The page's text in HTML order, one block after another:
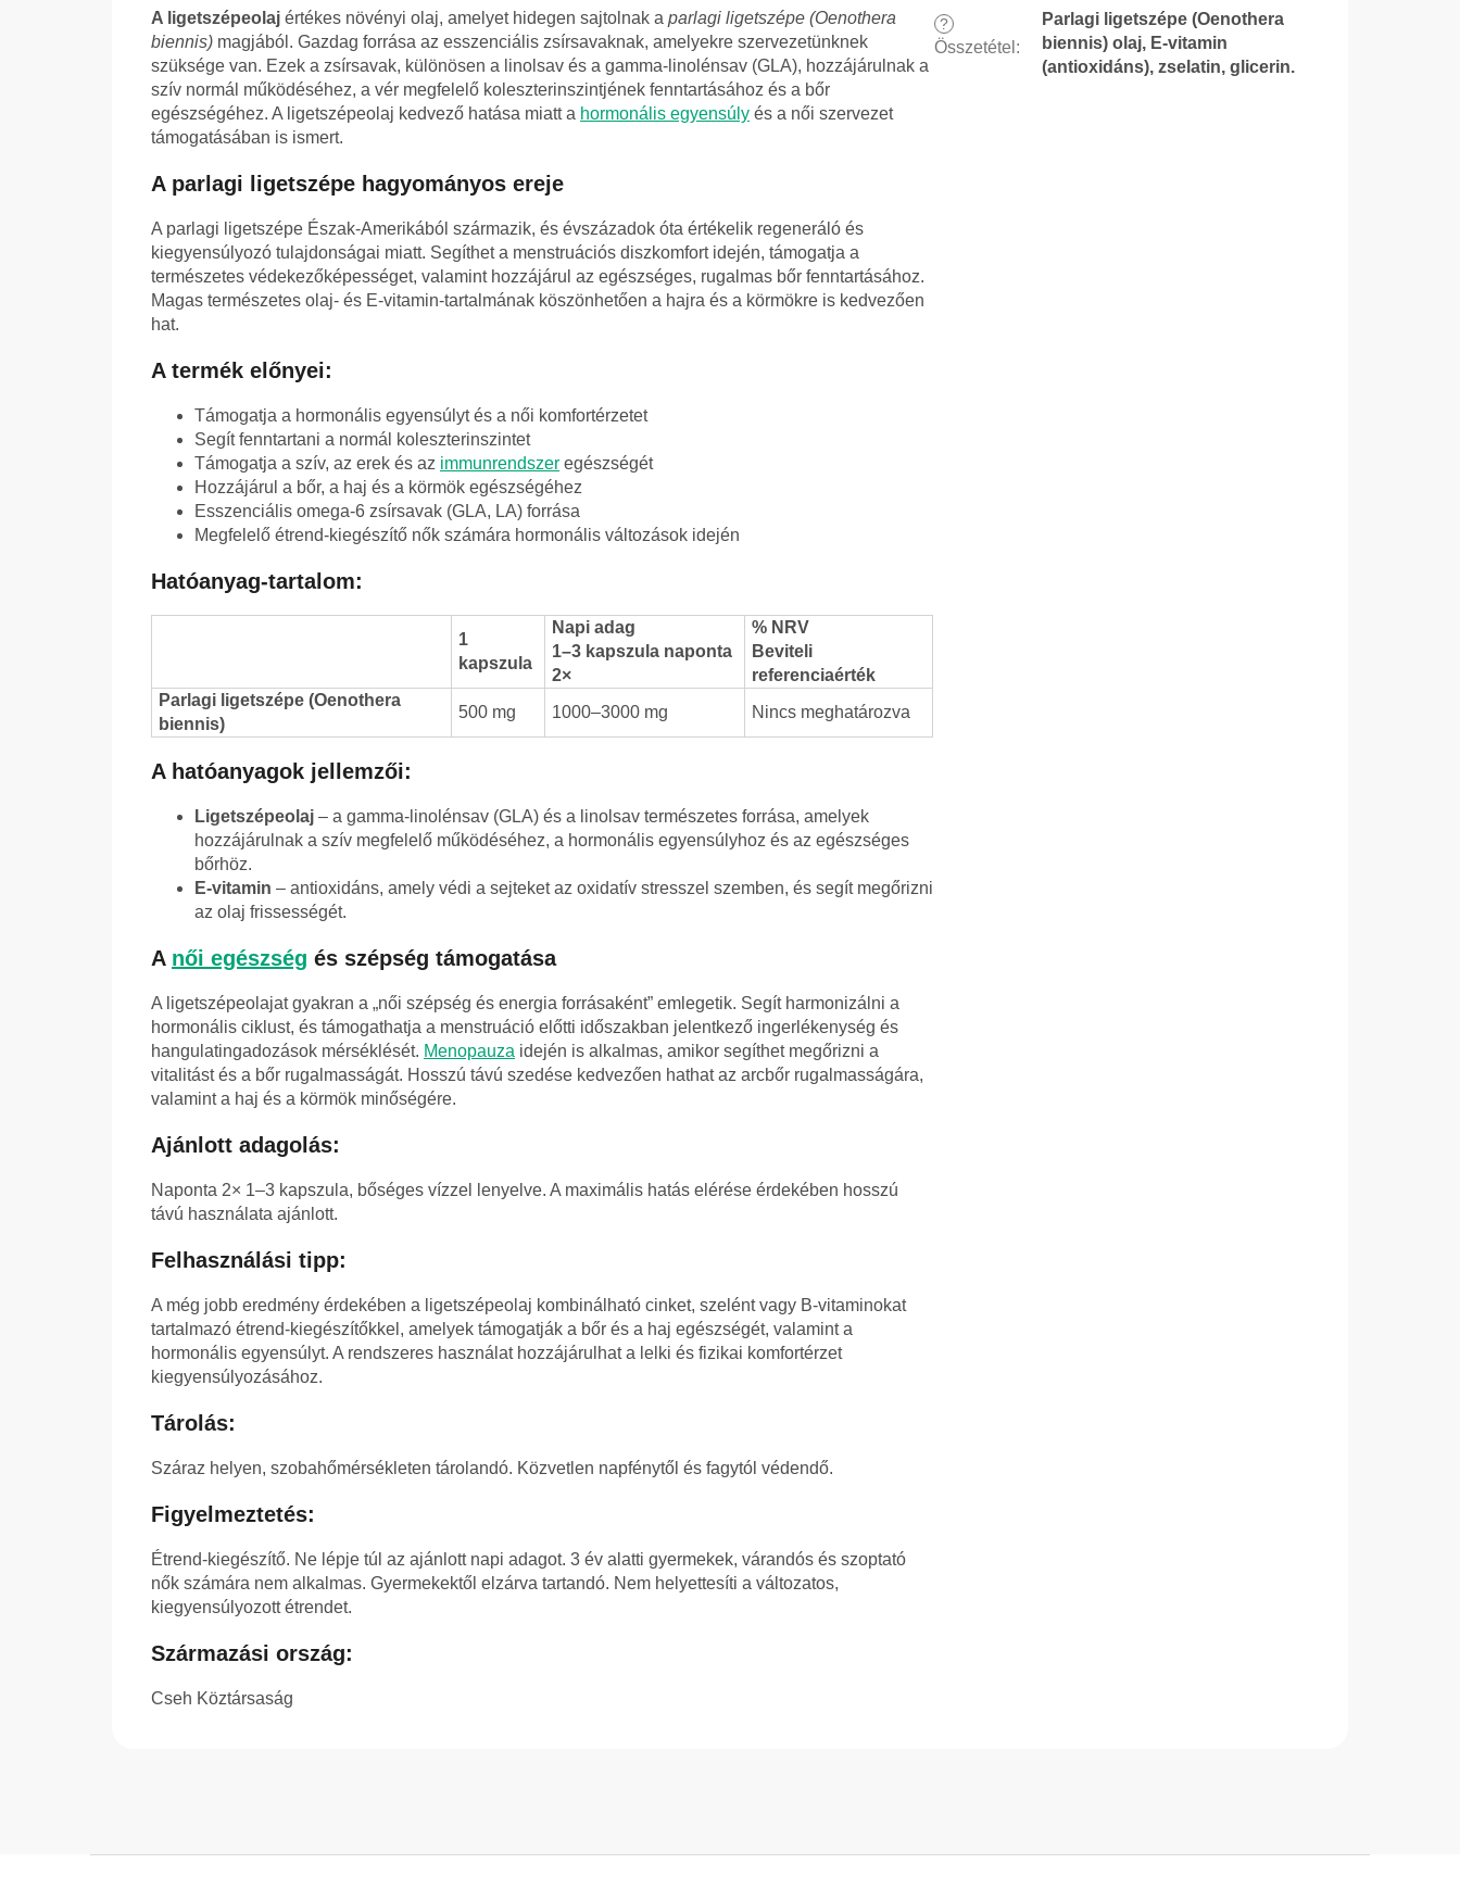
A ligetszépeolaj értékes növényi olaj, amelyet hidegen sajtolnak a parlagi ligetszépe (Oenothera
biennis) magjából. Gazdag forrása az esszenciális zsírsavaknak, amelyekre szervezetünknek
szüksége van. Ezek a zsírsavak, különösen a linolsav és a gamma-linolénsav (GLA), hozzájárulnak a
szív normál működéséhez, a vér megfelelő koleszterinszintjének fenntartásához és a bőr
egészségéhez. A ligetszépeolaj kedvező hatása miatt a hormonális egyensúly és a női szervezet
támogatásában is ismert.
A parlagi ligetszépe hagyományos ereje
A parlagi ligetszépe Észak-Amerikából származik, és évszázadok óta értékelik regeneráló és
kiegyensúlyozó tulajdonságai miatt. Segíthet a menstruációs diszkomfort idején, támogatja a
természetes védekezőképességet, valamint hozzájárul az egészséges, rugalmas bőr fenntartásához.
Magas természetes olaj- és E-vitamin-tartalmának köszönhetően a hajra és a körmökre is kedvezően
hat.
A termék előnyei:
Támogatja a hormonális egyensúlyt és a női komfortérzetet
Segít fenntartani a normál koleszterinszintet
Támogatja a szív, az erek és az immunrendszer egészségét
Hozzájárul a bőr, a haj és a körmök egészségéhez
Esszenciális omega-6 zsírsavak (GLA, LA) forrása
Megfelelő étrend-kiegészítő nők számára hormonális változások idején
Hatóanyag-tartalom:
1
kapszula
Napi adag
1–3 kapszula naponta
2×
% NRV
Beviteli
referenciaérték
Parlagi ligetszépe (Oenothera
biennis)
500 mg 1000–3000 mg Nincs meghatározva
A hatóanyagok jellemzői:
Ligetszépeolaj – a gamma-linolénsav (GLA) és a linolsav természetes forrása, amelyek
hozzájárulnak a szív megfelelő működéséhez, a hormonális egyensúlyhoz és az egészséges
bőrhöz.
E-vitamin – antioxidáns, amely védi a sejteket az oxidatív stresszel szemben, és segít megőrizni
az olaj frissességét.
A női egészség és szépség támogatása
A ligetszépeolajat gyakran a „női szépség és energia forrásaként” emlegetik. Segít harmonizálni a
hormonális ciklust, és támogathatja a menstruáció előtti időszakban jelentkező ingerlékenység és
hangulatingadozások mérséklését. Menopauza idején is alkalmas, amikor segíthet megőrizni a
vitalitást és a bőr rugalmasságát. Hosszú távú szedése kedvezően hathat az arcbőr rugalmasságára,
valamint a haj és a körmök minőségére.
Ajánlott adagolás:
Naponta 2× 1–3 kapszula, bőséges vízzel lenyelve. A maximális hatás elérése érdekében hosszú
távú használata ajánlott.
Felhasználási tipp:
A még jobb eredmény érdekében a ligetszépeolaj kombinálható cinket, szelént vagy B-vitaminokat
tartalmazó étrend-kiegészítőkkel, amelyek támogatják a bőr és a haj egészségét, valamint a
hormonális egyensúlyt. A rendszeres használat hozzájárulhat a lelki és fizikai komfortérzet
kiegyensúlyozásához.
Tárolás:
Száraz helyen, szobahőmérsékleten tárolandó. Közvetlen napfénytől és fagytól védendő.
Figyelmeztetés:
Étrend-kiegészítő. Ne lépje túl az ajánlott napi adagot. 3 év alatti gyermekek, várandós és szoptató
nők számára nem alkalmas. Gyermekektől elzárva tartandó. Nem helyettesíti a változatos,
kiegyensúlyozott étrendet.
Származási ország:
Cseh Köztársaság
?
Összetétel :
Parlagi ligetszépe (Oenothera
biennis) olaj, E-vitamin
(antioxidáns), zselatin, glicerin.